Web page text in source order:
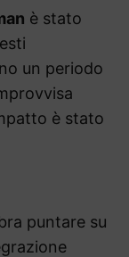
è stato
un periodo
è stato
puntare su